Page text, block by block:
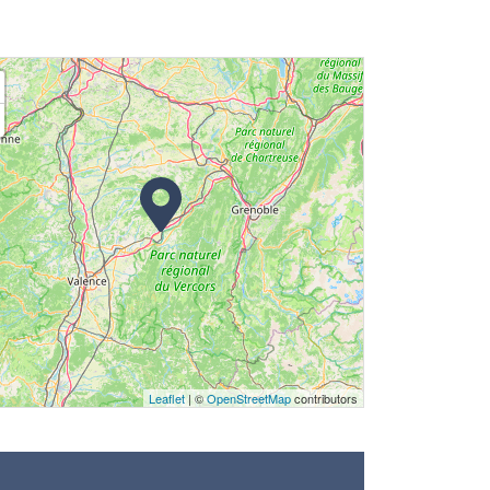
Leaflet| ©OpenStreetMapcontributors